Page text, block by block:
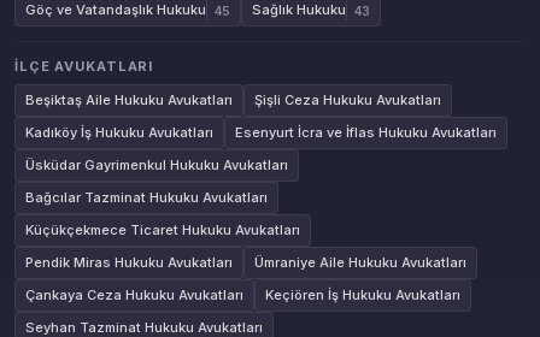
Göç ve Vatandaşlık Hukuku 45 Sağlık Hukuku 43
İLÇE AVUKATLARI
Beşiktaş Aile Hukuku Avukatları
Şişli Ceza Hukuku Avukatları
Kadıköy İş Hukuku Avukatları
Esenyurt İcra ve İflas Hukuku Avukatları
Üsküdar Gayrimenkul Hukuku Avukatları
Bağcılar Tazminat Hukuku Avukatları
Küçükçekmece Ticaret Hukuku Avukatları
Pendik Miras Hukuku Avukatları
Ümraniye Aile Hukuku Avukatları
Çankaya Ceza Hukuku Avukatları
Keçiören İş Hukuku Avukatları
Seyhan Tazminat Hukuku Avukatları